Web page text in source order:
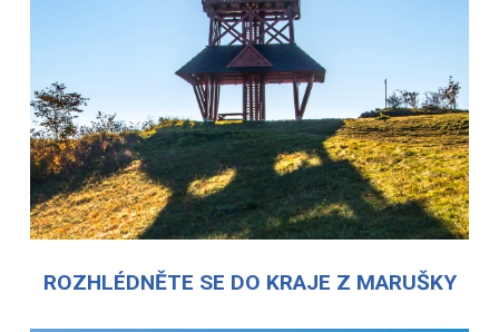
ROZHLÉDNĚTE SE DO KRAJE Z MARUŠKY